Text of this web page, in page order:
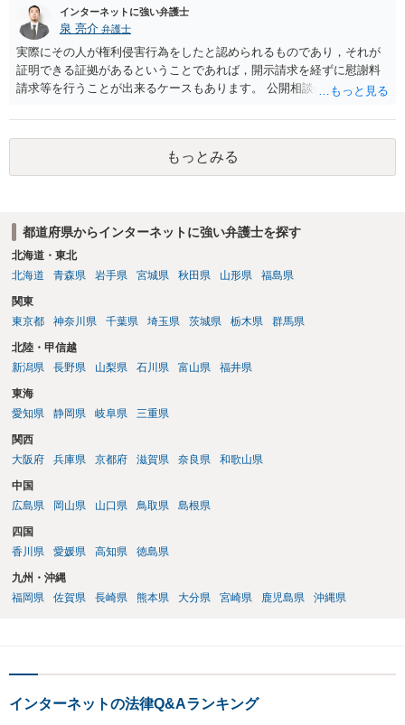
し、よってわいせつの目的で当該十六歳未満の者と面会をした者は、
二年以下の拘禁刑又は百万円以下の罰金に処する。
インターネットに強い弁護士
泉 亮介 弁護士
実際にその人が権利侵害行為をしたと認められるものであり，それが
証明できる証拠があるということであれば，開示請求を経ずに慰謝料
請求等を行うことが出来るケースもあります。 公開相談の場では回答
に個別に相談されると良いでしょう。
もっとみる
都道府県からインターネットに強い弁護士を探す
北海道・東北
北海道
青森県 岩手県 宮城県 秋田県 山形県 福島県
関東
東京都
神奈川県 千葉県 埼玉県 茨城県 栃木県 群馬県
北陸・甲信越
新潟県
長野県 山梨県 石川県 富山県 福井県
東海
愛知県
静岡県 岐阜県 三重県
関西
大阪府
兵庫県 京都府 滋賀県 奈良県 和歌山県
中国
広島県
岡山県 山口県 鳥取県 島根県
四国
香川県
愛媛県 高知県 徳島県
九州・沖縄
福岡県
佐賀県 長崎県 熊本県 大分県 宮崎県 鹿児島県 沖縄県
インターネットの法律Q&Aランキング